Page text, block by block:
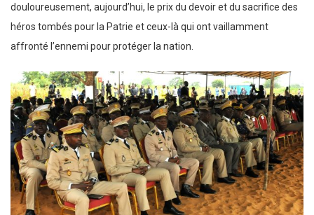
douloureusement, aujourd’hui, le prix du devoir et du sacrifice des
héros tombés pour la Patrie et ceux-là qui ont vaillamment
affronté l’ennemi pour protéger la nation.